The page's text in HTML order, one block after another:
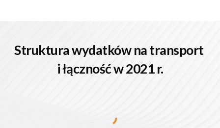
Struktura wydatków na transport
i łączność w 2021 r.